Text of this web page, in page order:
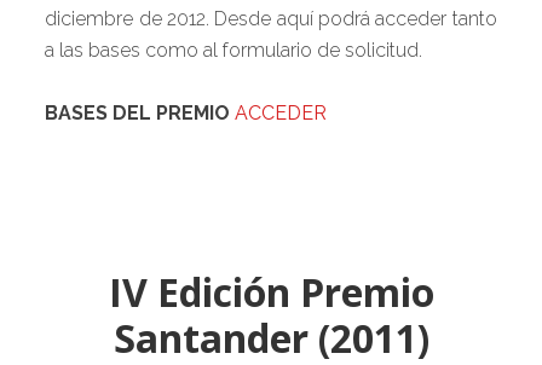
diciembre de 2012. Desde aquí podrá acceder tanto
a las bases como al formulario de solicitud.
BASES DEL PREMIOACCEDER
IV Edición Premio
Santander (2011)